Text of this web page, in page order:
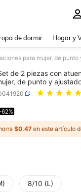
de dormir Hogar y
de 2 piezas con
de punto y
adecuado para
temporada de
$0.47 en este artículo
8/10 (L)